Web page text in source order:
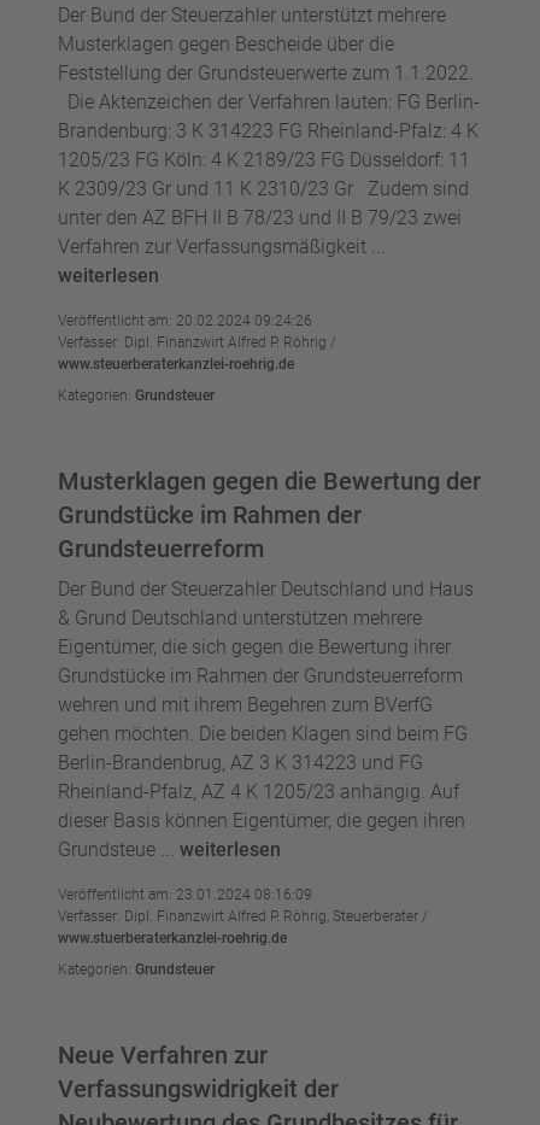
Der Bund der Steuerzahler unterstützt mehrere
Musterklagen gegen Bescheide über die
Feststellung der Grundsteuerwerte zum 1.1.2022.
Die Aktenzeichen der Verfahren lauten: FG Berlin-
Brandenburg: 3 K 314223 FG Rheinland-Pfalz: 4 K
1205/23 FG Köln: 4 K 2189/23 FG Düsseldorf: 11
K 2309/23 Gr und 11 K 2310/23 Gr Zudem sind
unter den AZ BFH II B 78/23 und II B 79/23 zwei
Verfahren zur Verfassungsmäßigkeit ...
weiterlesen
Veröffentlicht am: 20.02.2024 09:24:26
Verfasser: Dipl. Finanzwirt Alfred P. Röhrig /
www.steuerberaterkanzlei-roehrig.de
Kategorien: Grundsteuer
Musterklagen gegen die Bewertung der
Grundstücke im Rahmen der
Grundsteuerreform
Der Bund der Steuerzahler Deutschland und Haus
& Grund Deutschland unterstützen mehrere
Eigentümer, die sich gegen die Bewertung ihrer
Grundstücke im Rahmen der Grundsteuerreform
wehren und mit ihrem Begehren zum BVerfG
gehen möchten. Die beiden Klagen sind beim FG
Berlin-Brandenbrug, AZ 3 K 314223 und FG
Rheinland-Pfalz, AZ 4 K 1205/23 anhängig. Auf
dieser Basis können Eigentümer, die gegen ihren
Grundsteue ... weiterlesen
Veröffentlicht am: 23.01.2024 08:16:09
Verfasser: Dipl. Finanzwirt Alfred P. Röhrig, Steuerberater /
www.stuerberaterkanzlei-roehrig.de
Kategorien: Grundsteuer
Neue Verfahren zur
Verfassungswidrigkeit der